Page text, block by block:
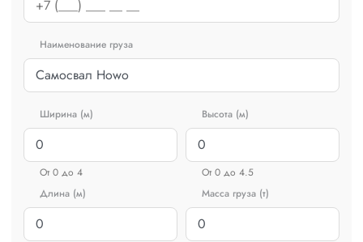
Наименование груза
Ширина (м)
От 0 до 4
Высота (м)
От 0 до 4.5
Длина (м)
Масса груза (т)